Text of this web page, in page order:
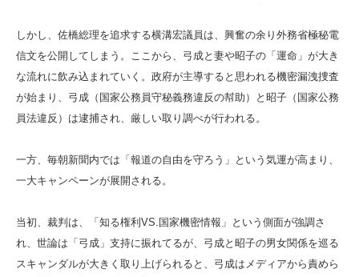
しかし、佐橋総理を追求する横溝宏議員は、興奮の余り外務省極秘電
信文を公開してしまう。ここから、弓成と妻や昭子の「運命」が大き
な流れに飲み込まれていく。政府が主導すると思われる機密漏洩捜査
が始まり、弓成（国家公務員守秘義務違反の幇助）と昭子（国家公務
員法違反）は逮捕され、厳しい取り調べが行われる。
一方、毎朝新聞内では「報道の自由を守ろう」という気運が高まり、
一大キャンペーンが展開される。
当初、裁判は、「知る権利VS.国家機密情報」という側面が強調さ
れ、世論は「弓成」支持に振れてるが、弓成と昭子の男女関係を巡る
スキャンダルが大きく取り上げられると、弓成はメディアから責めら